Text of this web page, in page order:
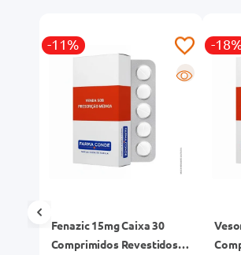
-11%
R
Fenazic 15mg Caixa 30
Comprimidos Revestidos
-